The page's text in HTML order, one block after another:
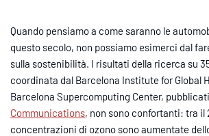
Quando pensiamo a come saranno le
questo secolo, non possiamo esimerci dal
sulla sostenibilità. I risultati della ricerca su
coordinata dal Barcelona Institute for Global
Barcelona Supercomputing Center,
Communications, non sono confortanti: tra il
concentrazioni di ozono sono aumentate